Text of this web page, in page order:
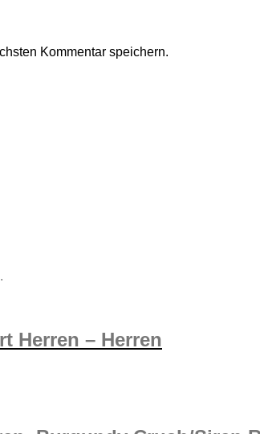
Kommentar speichern.
Herren – Herren